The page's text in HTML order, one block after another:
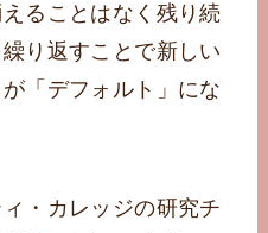
ることはなく残り続
り返すことで新しい
「デフォルト」にな
・カレッジの研究チ